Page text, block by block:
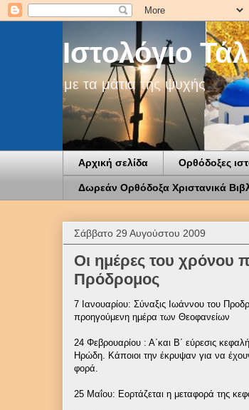
Ιστολόγιο
με τα μάτια της ψυχής
Αρχική σελίδα Ορθόδοξες
Δωρεάν Ορθόδοξα Χριστανικά
Σάββατο 29 Αυγούστου 2009
Οι ημέρες του χρόνου
Πρόδρομος
7 Ιανουαρίου: Σύναξις Ιωάννου του
προηγούμενη ημέρα των Θεοφανείων
24 Φεβρουαρίου : Α΄και Β΄ εύρεσις
Ηρώδη. Κάποιοι την έκρυψαν για να
φορά.
25 Μαΐου: Εορτάζεται η μεταφορά της